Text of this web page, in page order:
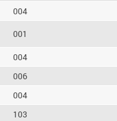
004
001
004
006
004
103